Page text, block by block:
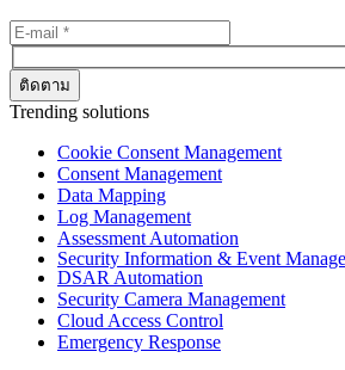
Trending solutions
Cookie Consent Management
Consent Management
Data Mapping
Log Management
Assessment Automation
Security Information & Event
DSAR Automation
Security Camera Management
Cloud Access Control
Emergency Response